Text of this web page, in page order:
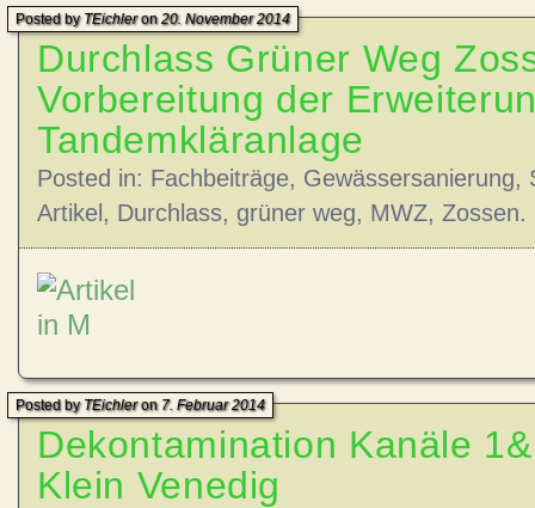
Durchlass Grüner Weg
Vorbereitung der
Tandemkläranlage
Posted byTEichleron20. November 2014
Posted in: Fachbeiträge, Gewässersanierung,
Artikel, Durchlass, grüner weg, MWZ, Zossen.
Dekontamination Kanäle
Klein Venedig
Posted byTEichleron 7. Februar 2014